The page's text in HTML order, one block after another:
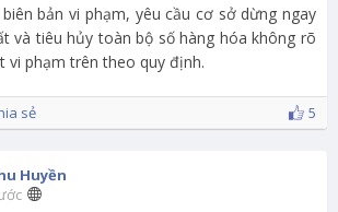
bản vi phạm, yêu cầu cơ sở dừng ngay
và tiêu hủy toàn bộ số hàng hóa không rõ
vi phạm trên theo quy định.
sẻ 5
Huyền